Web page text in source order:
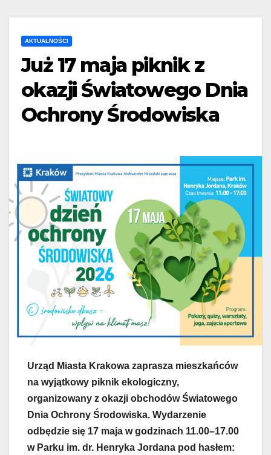
AKTUALNOŚCI
Już 17 maja piknik z
okazji Światowego Dnia
Ochrony Środowiska
Urząd Miasta Krakowa zaprasza mieszkańców
na wyjątkowy piknik ekologiczny,
organizowany z okazji obchodów Światowego
Dnia Ochrony Środowiska. Wydarzenie
odbędzie się 17 maja w godzinach 11.00–17.00
w Parku im. dr. Henryka Jordana pod hasłem: